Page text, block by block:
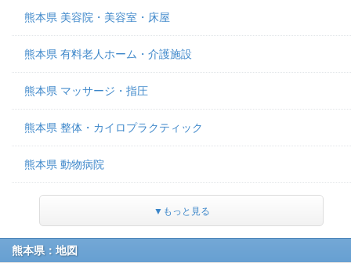
熊本県 美容院・美容室・床屋
熊本県 有料老人ホーム・介護施設
熊本県 マッサージ・指圧
熊本県 整体・カイロプラクティック
熊本県 動物病院
▼もっと見る
熊本県：地図